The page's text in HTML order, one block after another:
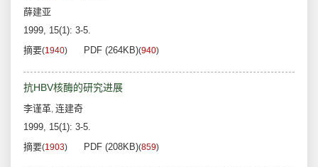
薛建亚
1999, 15(1): 3-5.
摘要(1940) PDF (264KB)(940)
抗HBV核酶的研究进展
李谨革, 连建奇
1999, 15(1): 3-5.
摘要(1903) PDF (208KB)(859)